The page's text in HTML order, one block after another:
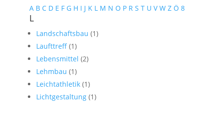
A B C D E F G H I J K L M N O P R S T U V W Z Ö 8
L
Landschaftsbau (1)
Laufttreff (1)
Lebensmittel (2)
Lehmbau (1)
Leichtathletik (1)
Lichtgestaltung (1)